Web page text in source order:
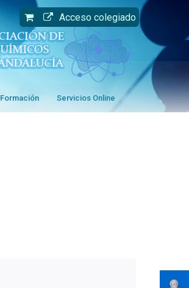
Acceso colegiado
Formación Servicios Online